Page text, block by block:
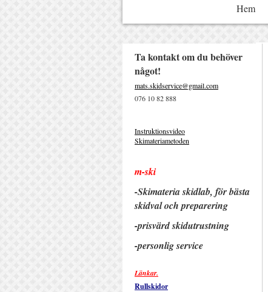
Hem
Ta kontakt om du behöver
något!
mats.skidservice@gmail.com
076 10 82 888
Instruktionsvideo
Skimateriametoden
m-ski
-Skimateria skidlab, för bästa
skidval och preparering
-prisvärd skidutrustning
-personlig service
Länkar.
Rullskidor